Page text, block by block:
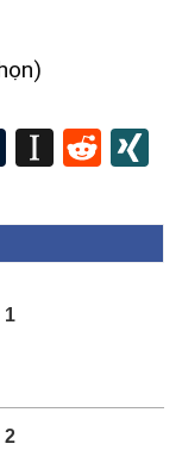
Tumblr
1
2